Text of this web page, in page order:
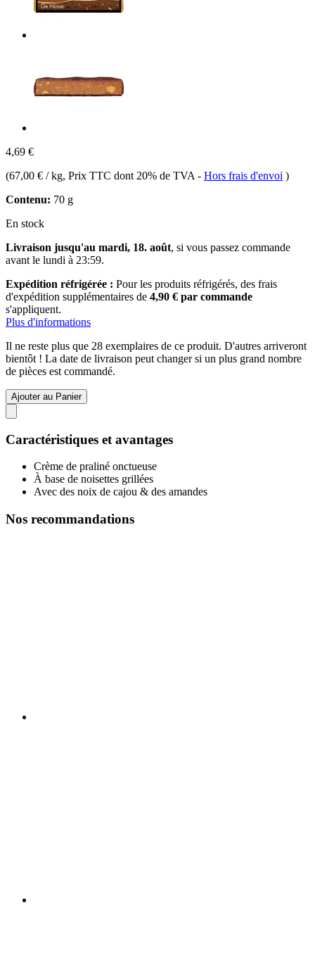
4,69 €
(67,00 € / kg, Prix TTC dont 20% de TVA - Hors frais d'envoi )
Contenu: 70 g
En stock
Livraison jusqu'au mardi, 18. août, si vous passez commande
avant le lundi à 23:59.
Expédition réfrigérée : Pour les produits réfrigérés, des frais
d'expédition supplémentaires de 4,90 € par commande
s'appliquent.
Plus d'informations
Il ne reste plus que 28 exemplaires de ce produit. D'autres arriveront
bientôt ! La date de livraison peut changer si un plus grand nombre
de pièces est commandé.
Ajouter au Panier
Caractéristiques et avantages
Crème de praliné onctueuse
À base de noisettes grillées
Avec des noix de cajou & des amandes
Nos recommandations